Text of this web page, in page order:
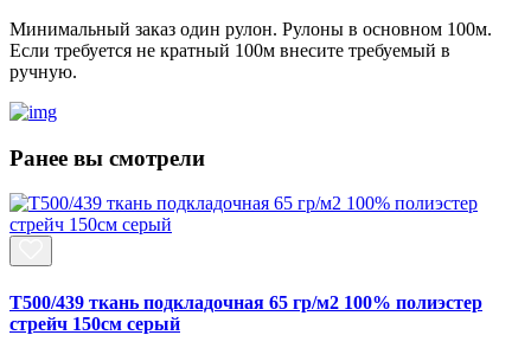
Минимальный заказ один рулон. Рулоны в основном 100м.
Если требуется не кратный 100м внесите требуемый в
ручную.
Ранее вы смотрели
T500/439 ткань подкладочная 65 гр/м2 100% полиэстер
стрейч 150см серый